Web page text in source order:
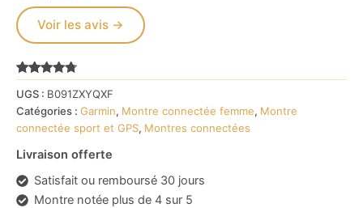
Voir les avis →
sur 5
basé sur
notations
client
UGS : B091ZXYQXF
Catégories : Garmin, Montre connectée femme, Montre
connectée sport et GPS, Montres connectées
Livraison offerte
Satisfait ou remboursé 30 jours
Montre notée plus de 4 sur 5